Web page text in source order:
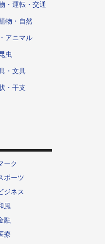
・運転・交通
物・自然
アニマル
虫
・文具
・干支
ーク
ポーツ
ジネス
風
融
療